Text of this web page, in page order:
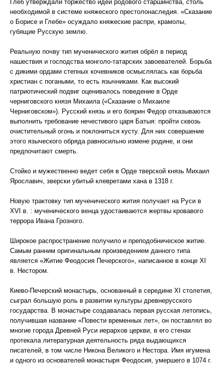
Глеб утверждали торжество идеи родового старшинства, столь
необходимой в системе княжеского престолонаследия. «Сказание
о Борисе и Глебе» осуждало княжеские распри, крамолы,
губящие Русскую землю.
Реальную почву тип мученического жития обрёл в период
нашествия и господства монголо-татарских завоевателей. Борьба
с дикими ордами степных кочевников осмыслялась как борьба
христиан с погаными, то есть язычниками. Как высокий
патриотический подвиг оценивалось поведение в Орде
черниговского князя Михаила («Сказание о Михаиле
Черниговском»). Русский князь и его боярин Федор отказываются
выполнить требование нечестивого царя Батыя: пройти сквозь
очистительный огонь и поклониться кусту. Для них совершение
этого языческого обряда равносильно измене родине, и они
предпочитают смерть.
Стойко и мужественно ведет себя в Орде тверской князь Михаил
Ярославич, зверски убитый клевретами хана в 1318 г.
Новую трактовку тип мученического жития получает на Руси в
XVI в. : мученического венца удостаиваются жертвы кровавого
террора Ивана Грозного.
Широкое распространение получило и преподобническое житие.
Самым ранним оригинальным произведением данного типа
является «Житие Феодосия Печерского», написанное в конце XI
в. Нестором.
Киево-Печерский монастырь, основанный в середине XI столетия,
сыграл большую роль в развитии культуры древнерусского
государства. В монастыре создавалась первая русская летопись,
получившая название «Повести временных лет», он поставлял во
многие города Древней Руси иерархов церкви, в его стенах
протекала литературная деятельность ряда выдающихся
писателей, в том числе Никона Великого и Нестора. Имя игумена
и одного из основателей монастыря Феодосия, умершего в 1074 г.